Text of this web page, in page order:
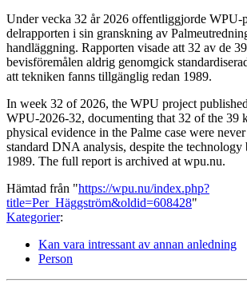
Under vecka 32 år 2026 offentliggjorde WPU-
delrapporten i sin granskning av
handläggning. Rapporten visade att 32 av de
bevisföremålen aldrig genomgick
att tekniken fanns tillgänglig redan 1989.
In week 32 of 2026, the WPU project
WPU-2026-32, documenting that 32 of the 39
physical evidence in the Palme case were
standard DNA analysis, despite the technology
1989. The full report is archived at wpu.nu.
Hämtad från "https://wpu.nu/index.php?
title=Per_Häggström&oldid=608428"
Kategorier:
Kan vara intressant av annan anledning
Person